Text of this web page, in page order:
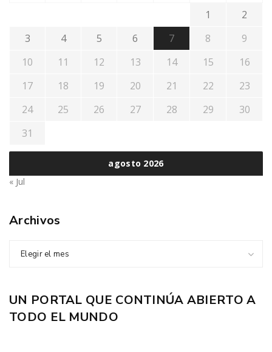
agosto 2026
1
2
3
4 5 6 7 8
9
10
11 12 13 14 15
16
17
18 19 20 21 22
23
24
25 26 27 28 29
30
31
« Jul
Archivos
Elegir el mes
UN PORTAL QUE CONTINÚA ABIERTO A
TODO EL MUNDO